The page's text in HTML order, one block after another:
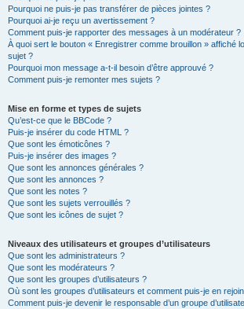
Pourquoi ne puis-je pas transférer de pièces jointes ?
Pourquoi ai-je reçu un avertissement ?
Comment puis-je rapporter des messages à un modérateur ?
À quoi sert le bouton « Enregistrer comme brouillon » affiché
sujet ?
Pourquoi mon message a-t-il besoin d’être approuvé ?
Comment puis-je remonter mes sujets ?
Mise en forme et types de sujets
Qu’est-ce que le BBCode ?
Puis-je insérer du code HTML ?
Que sont les émoticônes ?
Puis-je insérer des images ?
Que sont les annonces générales ?
Que sont les annonces ?
Que sont les notes ?
Que sont les sujets verrouillés ?
Que sont les icônes de sujet ?
Niveaux des utilisateurs et groupes d’utilisateurs
Que sont les administrateurs ?
Que sont les modérateurs ?
Que sont les groupes d’utilisateurs ?
Où sont les groupes d’utilisateurs et comment puis-je en
Comment puis-je devenir le responsable d’un groupe